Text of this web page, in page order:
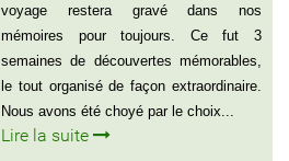
voyage restera gravé dans nos
mémoires pour toujours. Ce fut 3
semaines de découvertes mémorables,
le tout organisé de façon extraordinaire.
Nous avons été choyé par le choix...
Lire la suite